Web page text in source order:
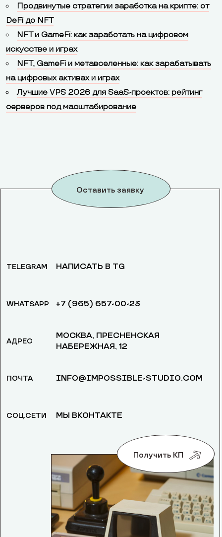
Продвинутые стратегии заработка на крипте: от
DeFi до NFT
NFT и GameFi: как заработать на цифровом
искусстве и играх
NFT, GameFi и метавселенные: как зарабатывать
на цифровых активах и играх
Лучшие VPS 2026 для SaaS-проектов: рейтинг
серверов под масштабирование
Оставить заявку
TELEGRAM
WHATSAPP
АДРЕС
ПОЧТА
СОЦ.СЕТИ
НАПИСАТЬ В TG
+7 (965) 657-00-23
МОСКВА, ​ПРЕСНЕНСКАЯ
НАБЕРЕЖНАЯ, 12
INFO@IMPOSSIBLE-STUDIO.COM
МЫ ВКОНТАКТЕ
Получить КП